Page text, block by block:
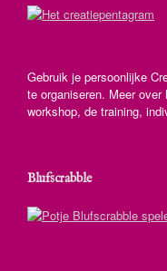
Gebruik je persoonlijke
te organiseren. Meer
workshop, de training,
Blufscrabble